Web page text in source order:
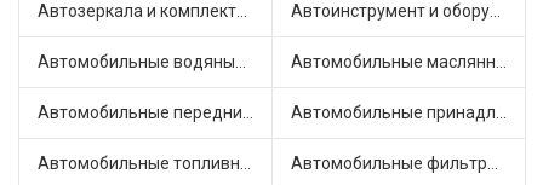
Автозеркала и комплектующие (13) Автоинструмент и оборудование (3)
Автомобильные водяные насосы (16) Автомобильные маслянные насосы (4)
Автомобильные передние фары (7) Автомобильные принадлежности и аксессуары (4)
Автомобильные топливные насосы (33) Автомобильные фильтры (1)